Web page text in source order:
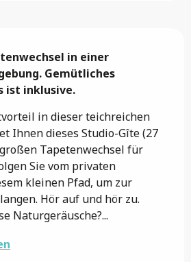
in einer
Gemütliches
ist inklusive.
in dieser teichreichen
Ihnen dieses Studio-Gîte (27
Tapetenwechsel für
Sie vom privaten
kleinen Pfad, um zur
Hör auf und hör zu.
Naturgeräusche?...